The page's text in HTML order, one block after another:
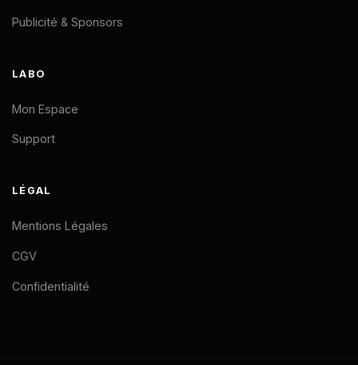
Publicité & Sponsors
LABO
Mon Espace
Support
LÉGAL
Mentions Légales
CGV
Confidentialité